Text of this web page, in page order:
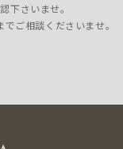
下さいませ。
ご相談くださいませ。